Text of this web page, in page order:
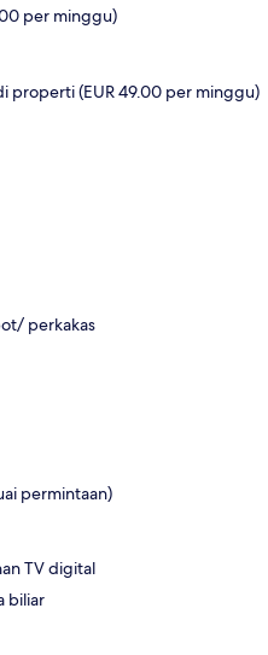
per minggu)
properti (EUR 49.00 per minggu)
perkakas
permintaan)
TV digital
biliar